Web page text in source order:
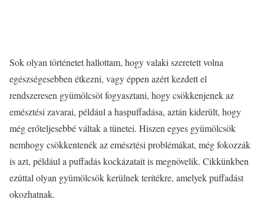
Sok olyan történetet hallottam, hogy valaki szeretett volna
egészségesebben étkezni, vagy éppen azért kezdett el
rendszeresen gyümölcsöt fogyasztani, hogy csökkenjenek az
emésztési zavarai, például a haspuffadása, aztán kiderült, hogy
még erőteljesebbé váltak a tünetei. Hiszen egyes gyümölcsök
nemhogy csökkentenék az emésztési problémákat, még fokozzák
is azt, például a puffadás kockázatait is megnövelik. Cikkünkben
ezúttal olyan gyümölcsök kerülnek terítékre, amelyek puffadást
okozhatnak.